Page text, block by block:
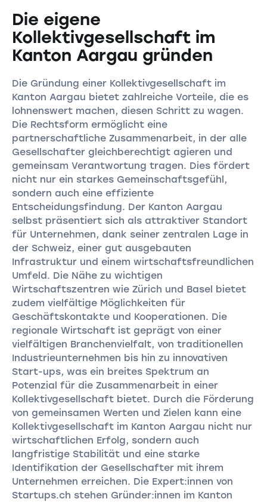
Die eigene
Kollektivgesellschaft im
Kanton Aargau gründen
Die Gründung einer Kollektivgesellschaft im
Kanton Aargau bietet zahlreiche Vorteile, die es
lohnenswert machen, diesen Schritt zu wagen.
Die Rechtsform ermöglicht eine
partnerschaftliche Zusammenarbeit, in der alle
Gesellschafter gleichberechtigt agieren und
gemeinsam Verantwortung tragen. Dies fördert
nicht nur ein starkes Gemeinschaftsgefühl,
sondern auch eine effiziente
Entscheidungsfindung. Der Kanton Aargau
selbst präsentiert sich als attraktiver Standort
für Unternehmen, dank seiner zentralen Lage in
der Schweiz, einer gut ausgebauten
Infrastruktur und einem wirtschaftsfreundlichen
Umfeld. Die Nähe zu wichtigen
Wirtschaftszentren wie Zürich und Basel bietet
zudem vielfältige Möglichkeiten für
Geschäftskontakte und Kooperationen. Die
regionale Wirtschaft ist geprägt von einer
vielfältigen Branchenvielfalt, von traditionellen
Industrieunternehmen bis hin zu innovativen
Start-ups, was ein breites Spektrum an
Potenzial für die Zusammenarbeit in einer
Kollektivgesellschaft bietet. Durch die Förderung
von gemeinsamen Werten und Zielen kann eine
Kollektivgesellschaft im Kanton Aargau nicht nur
wirtschaftlichen Erfolg, sondern auch
langfristige Stabilität und eine starke
Identifikation der Gesellschafter mit ihrem
Unternehmen erreichen. Die Expert:innen von
Startups.ch stehen Gründer:innen im Kanton